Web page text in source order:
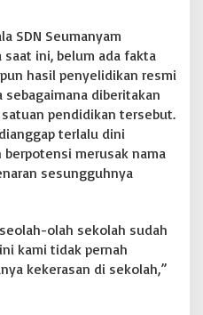
SDN Seumanyam
ini, belum ada fakta
hasil penyelidikan resmi
diberitakan
pendidikan tersebut.
terlalu dini
merusak nama
sesungguhnya
olah sekolah sudah
kami tidak pernah
kekerasan di sekolah,”